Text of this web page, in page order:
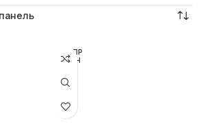
РОЗПР
ОДАН